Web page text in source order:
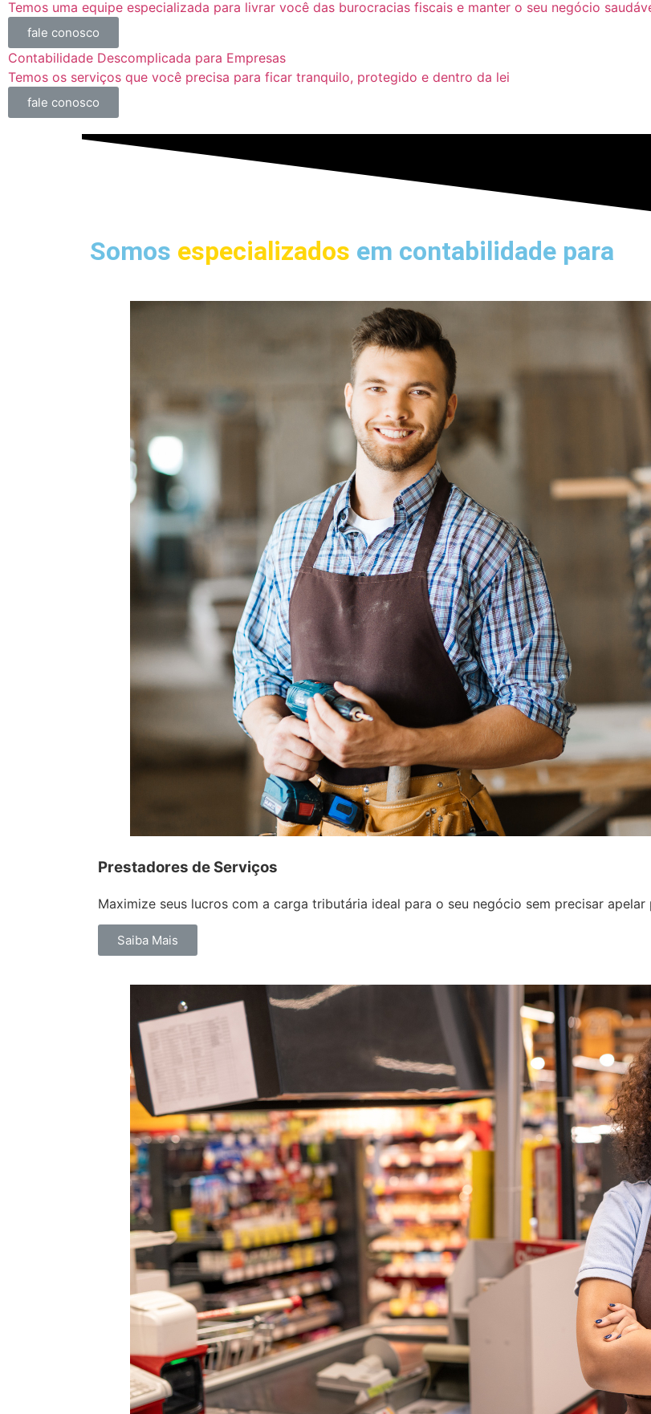
Temos uma equipe especializada para livrar você das burocracias fiscais e manter o seu negócio
fale conosco
Contabilidade Descomplicada para Empresas
Temos os serviços que você precisa para ficar tranquilo, protegido e dentro da lei
fale conosco
Somos especializados em contabilidade para
Prestadores de Serviços
Maximize seus lucros com a carga tributária ideal para o seu negócio sem precisar apelar
Saiba Mais